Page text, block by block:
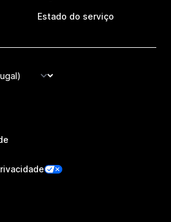
Estado do serviço